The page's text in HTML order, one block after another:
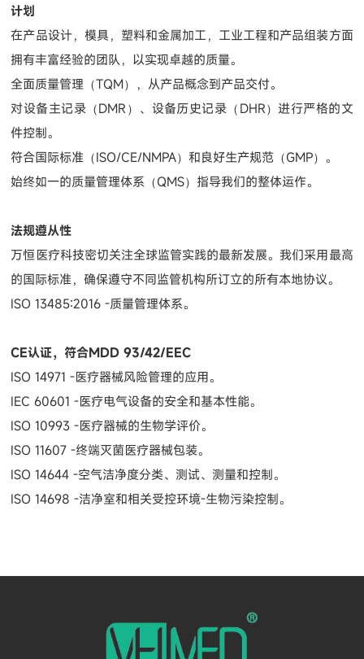
计划
在产品设计，模具，塑料和金属加工，工业工程和产品组装方面
拥有丰富经验的团队，以实现卓越的质量。
全面质量管理（TQM），从产品概念到产品交付。
对设备主记录（DMR）、设备历史记录（DHR）进行严格的文
件控制。
符合国际标准（ISO/CE/NMPA）和良好生产规范（GMP）。
始终如一的质量管理体系（QMS）指导我们的整体运作。
法规遵从性
万恒医疗科技密切关注全球监管实践的最新发展。我们采用最高
的国际标准，确保遵守不同监管机构所订立的所有本地协议。
ISO 13485:2016 -质量管理体系。
CE认证，符合MDD 93/42/EEC
ISO 14971 -医疗器械风险管理的应用。
IEC 60601 -医疗电气设备的安全和基本性能。
ISO 10993 -医疗器械的生物学评价。
ISO 11607 -终端灭菌医疗器械包装。
ISO 14644 -空气洁净度分类、测试、测量和控制。
ISO 14698 -洁净室和相关受控环境-生物污染控制。